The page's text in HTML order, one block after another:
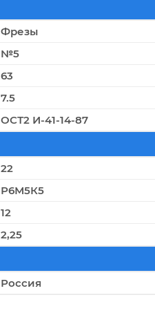
Фрезы
№5
63
7.5
ОСТ2 И-41-14-87
22
Р6М5К5
12
2,25
Россия